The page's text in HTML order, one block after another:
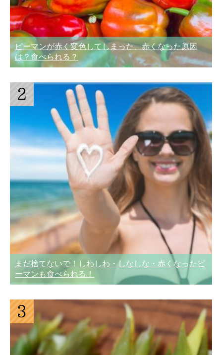
ピーマンが赤く変色してしまった、赤くなった原因
は？食べられる？
まだ捨てないで！しわしわ・しなしな・赤くなったピ
ーマンも食べられる！